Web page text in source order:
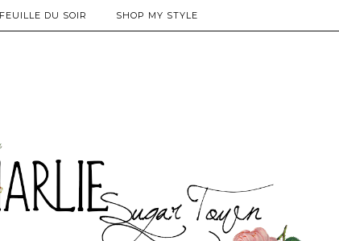
FEUILLE DU SOIR SHOP MY STYLE